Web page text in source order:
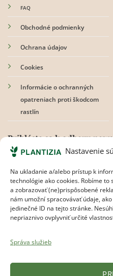
Nastavenie
Na ukladanie a/alebo prístup k
technológie ako cookies. Robíme
a zobrazovať (ne)prispôsobené
nám umožní spracovávať údaje,
jedinečné ID na tejto stránke.
nepriaznivo ovplyvniť určité
Správa služieb
FAQ
Obchodné podmienky
Ochrana údajov
Cookies
Informácie o ochranných
opatreniach proti škodcom
rastlín
Prihláste sa k odberu
Súhlasím spravidlami